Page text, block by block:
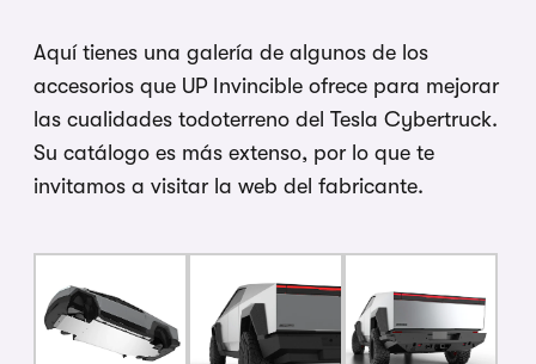
Aquí tienes una galería de algunos de los
accesorios que UP Invincible ofrece para mejorar
las cualidades todoterreno del Tesla Cybertruck.
Su catálogo es más extenso, por lo que te
invitamos a visitar la web del fabricante.